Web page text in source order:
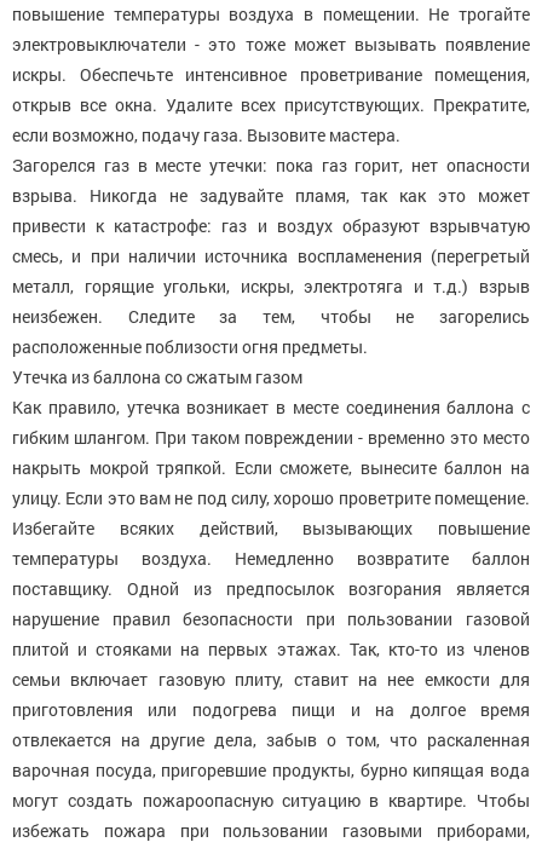
повышение температуры воздуха в помещении. Не трогайте
электровыключатели - это тоже может вызывать появление
искры. Обеспечьте интенсивное проветривание помещения,
открыв все окна. Удалите всех присутствующих. Прекратите,
если возможно, подачу газа. Вызовите мастера.
Загорелся газ в месте утечки: пока газ горит, нет опасности
взрыва. Никогда не задувайте пламя, так как это может
привести к катастрофе: газ и воздух образуют взрывчатую
смесь, и при наличии источника воспламенения (перегретый
металл, горящие угольки, искры, электротяга и т.д.) взрыв
неизбежен. Следите за тем, чтобы не загорелись
расположенные поблизости огня предметы.
Утечка из баллона со сжатым газом
Как правило, утечка возникает в месте соединения баллона с
гибким шлангом. При таком повреждении - временно это место
накрыть мокрой тряпкой. Если сможете, вынесите баллон на
улицу. Если это вам не под силу, хорошо проветрите помещение.
Избегайте всяких действий, вызывающих повышение
температуры воздуха. Немедленно возвратите баллон
поставщику. Одной из предпосылок возгорания является
нарушение правил безопасности при пользовании газовой
плитой и стояками на первых этажах. Так, кто-то из членов
семьи включает газовую плиту, ставит на нее емкости для
приготовления или подогрева пищи и на долгое время
отвлекается на другие дела, забыв о том, что раскаленная
варочная посуда, пригоревшие продукты, бурно кипящая вода
могут создать пожароопасную ситуацию в квартире. Чтобы
избежать пожара при пользовании газовыми приборами,